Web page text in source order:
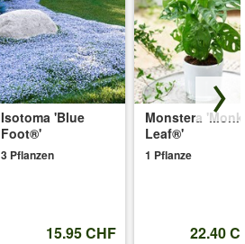
Isotoma 'Blue
Foot®'
3 Pflanzen
15.95 CHF
Monstera
Leaf®'
1 Pflanze
22.40